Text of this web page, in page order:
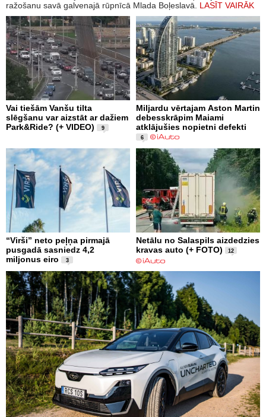
ražošanu savā galvenajā rūpnīcā Mlada Boļeslavā. LASĪT VAIRĀK
Vai tiešām Vanšu tilta
slēgšanu var aizstāt ar dažiem
Park&Ride? (+ VIDEO)
9
Miljardu vērtajam Aston Martin
debesskrāpim Maiami
atklājušies nopietni defekti
6
“Virši” neto peļņa pirmajā
pusgadā sasniedz 4,2
miljonus eiro
3
Netālu no Salaspils aizdedzies
kravas auto (+ FOTO)
12